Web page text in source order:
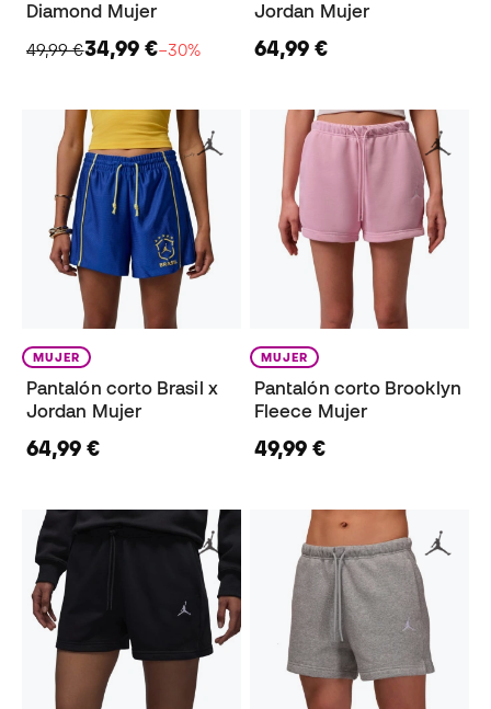
Diamond Mujer
49,99 €34,99 €−30%
Jordan Mujer
64,99 €
MUJER
Pantalón corto Brasil x
Jordan Mujer
64,99 €
MUJER
Pantalón corto Brooklyn
Fleece Mujer
49,99 €